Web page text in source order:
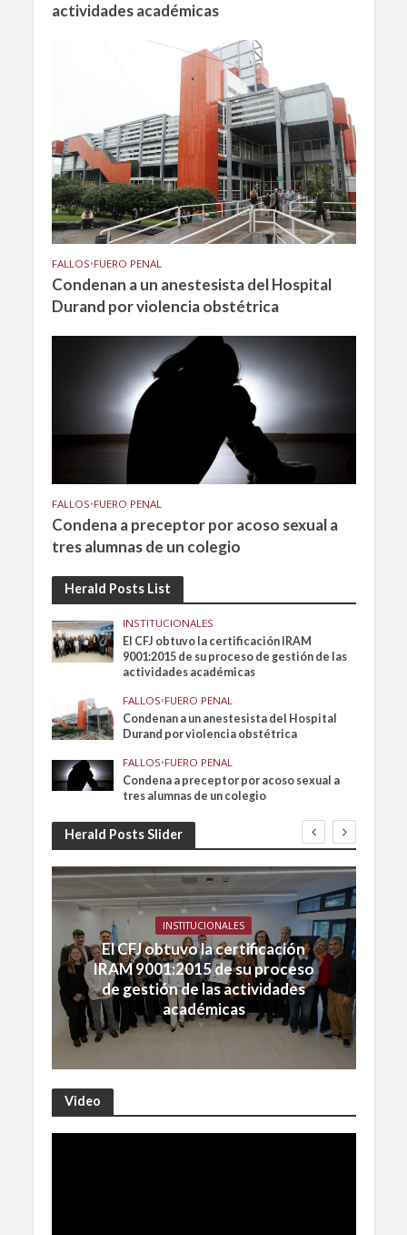
actividades académicas
FALLOS•FUERO PENAL
Condenan a un anestesista del Hospital
Durand por violencia obstétrica
FALLOS•FUERO PENAL
Condena a preceptor por acoso sexual a
tres alumnas de un colegio
Herald Posts List
INSTITUCIONALES
El CFJ obtuvo la certificación IRAM
9001:2015 de su proceso de gestión de las
actividades académicas
FALLOS•FUERO PENAL
Condenan a un anestesista del Hospital
Durand por violencia obstétrica
FALLOS•FUERO PENAL
Condena a preceptor por acoso sexual a
tres alumnas de un colegio
Herald Posts Slider
INSTITUCIONALES
El CFJ obtuvo la certificación
IRAM 9001:2015 de su proceso
de gestión de las actividades
académicas
Video